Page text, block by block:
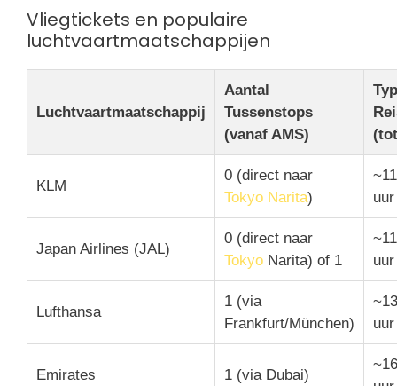
Vliegtickets en populaire
luchtvaartmaatschappijen
Luchtvaartmaatschappij
Aantal
Tussenstops
(vanaf AMS)
KLM
0 (direct naar
Tokyo Narita)
uur
Japan Airlines (JAL)
0 (direct naar
Tokyo Narita) of 1
uur
Lufthansa
1 (via
Frankfurt/München)
uur
Emirates 1 (via Dubai)